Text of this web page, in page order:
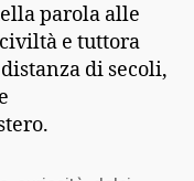
parola alle
e tuttora
di secoli,